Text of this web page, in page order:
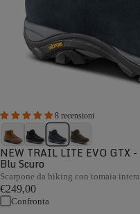
8 recensioni
NEW TRAIL LITE EVO GTX -
Blu Scuro
Scarpone da hiking con tomaia intera
€249,00
Confronta